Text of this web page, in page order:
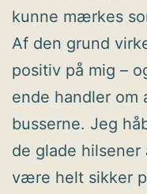
kunne mærkes
Af den grund
positiv på mig –
ende handler om
busserne. Jeg
de glade hilsener
være helt sikker